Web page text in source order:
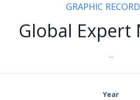
GRAPHIC
Global Expert
...
Year